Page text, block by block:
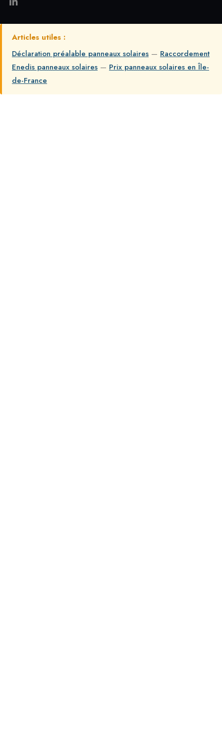
Articles utiles :
Déclaration préalable panneaux solaires — Raccordement
Enedis panneaux solaires — Prix panneaux solaires en Île-
de-France